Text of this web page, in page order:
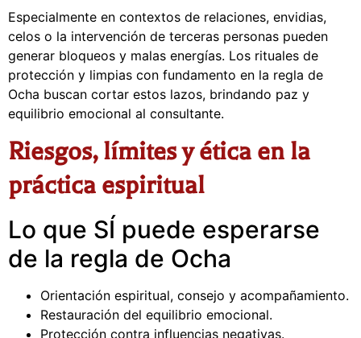
Especialmente en contextos de relaciones, envidias,
celos o la intervención de terceras personas pueden
generar bloqueos y malas energías. Los rituales de
protección y limpias con fundamento en la regla de
Ocha buscan cortar estos lazos, brindando paz y
equilibrio emocional al consultante.
Riesgos, límites y ética en la
práctica espiritual
Lo que SÍ puede esperarse
de la regla de Ocha
Orientación espiritual, consejo y acompañamiento.
Restauración del equilibrio emocional.
Protección contra influencias negativas.